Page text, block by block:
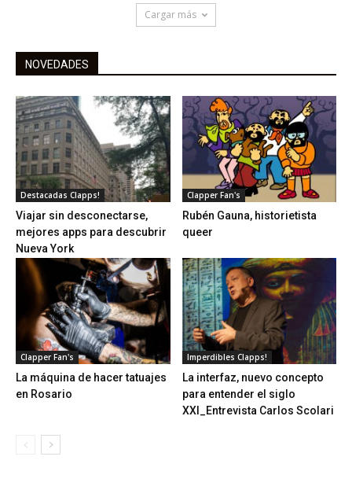
Cargar más
NOVEDADES
Destacadas Clapps!
Viajar sin desconectarse,
mejores apps para descubrir
Nueva York
Clapper Fan's
Rubén Gauna, historietista
queer
Clapper Fan's
La máquina de hacer tatuajes
en Rosario
Imperdibles Clapps!
La interfaz, nuevo concepto
para entender el siglo
XXI_Entrevista Carlos Scolari